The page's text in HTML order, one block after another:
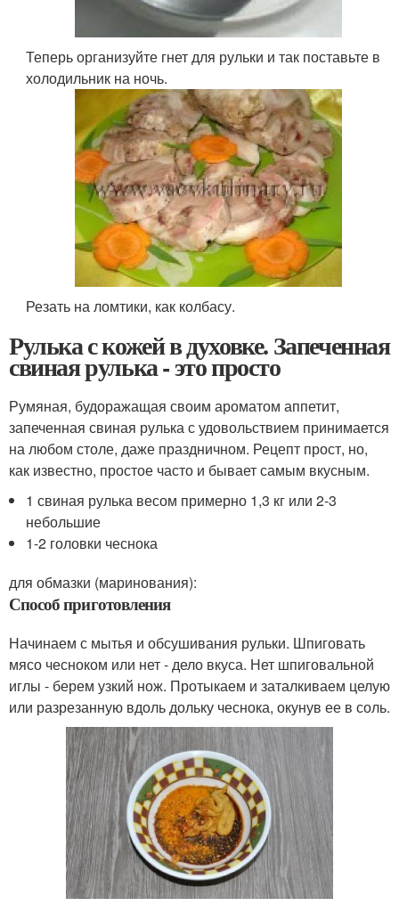
Теперь организуйте гнет для рульки и так поставьте в
холодильник на ночь.
Резать на ломтики, как колбасу.
Рулька с кожей в духовке. Запеченная
свиная рулька - это просто
Румяная, будоражащая своим ароматом аппетит,
запеченная свиная рулька с удовольствием принимается
на любом столе, даже праздничном. Рецепт прост, но,
как известно, простое часто и бывает самым вкусным.
1 свиная рулька весом примерно 1,3 кг или 2-3
небольшие
1-2 головки чеснока
для обмазки (маринования):
Способ приготовления
Начинаем с мытья и обсушивания рульки. Шпиговать
мясо чесноком или нет - дело вкуса. Нет шпиговальной
иглы - берем узкий нож. Протыкаем и заталкиваем целую
или разрезанную вдоль дольку чеснока, окунув ее в соль.